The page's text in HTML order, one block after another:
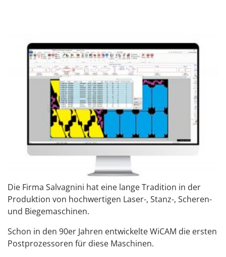
Schnittstellen
Systemanforderungen
Unterstützte
Maschinen
Die Firma Salvagnini hat eine lange Tradition in der
Produktion von hochwertigen Laser-, Stanz-, Scheren-
und Biegemaschinen.
Schon in den 90er Jahren entwickelte WiCAM die ersten
Postprozessoren für diese Maschinen.